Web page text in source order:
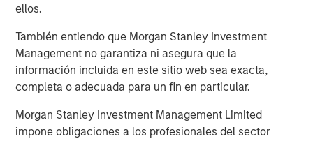
ellos.
También entiendo que Morgan Stanley Investment
Management no garantiza ni asegura que la
información incluida en este sitio web sea exacta,
completa o adecuada para un fin en particular.
Morgan Stanley Investment Management Limited
impone obligaciones a los profesionales del sector
Mike Lehman, Principal with Waud Capital Partners, UVP’s
founding investor, commented, “The Brooks Eye
Associates partnership and strategic growth investment
is a pivotal moment and milestone for UVP. It will provide
the Company with additional resources to continue its
growth trajectory in existing and new geographies while
emphasizing ambulatory surgical operations and high-
quality patient care.”